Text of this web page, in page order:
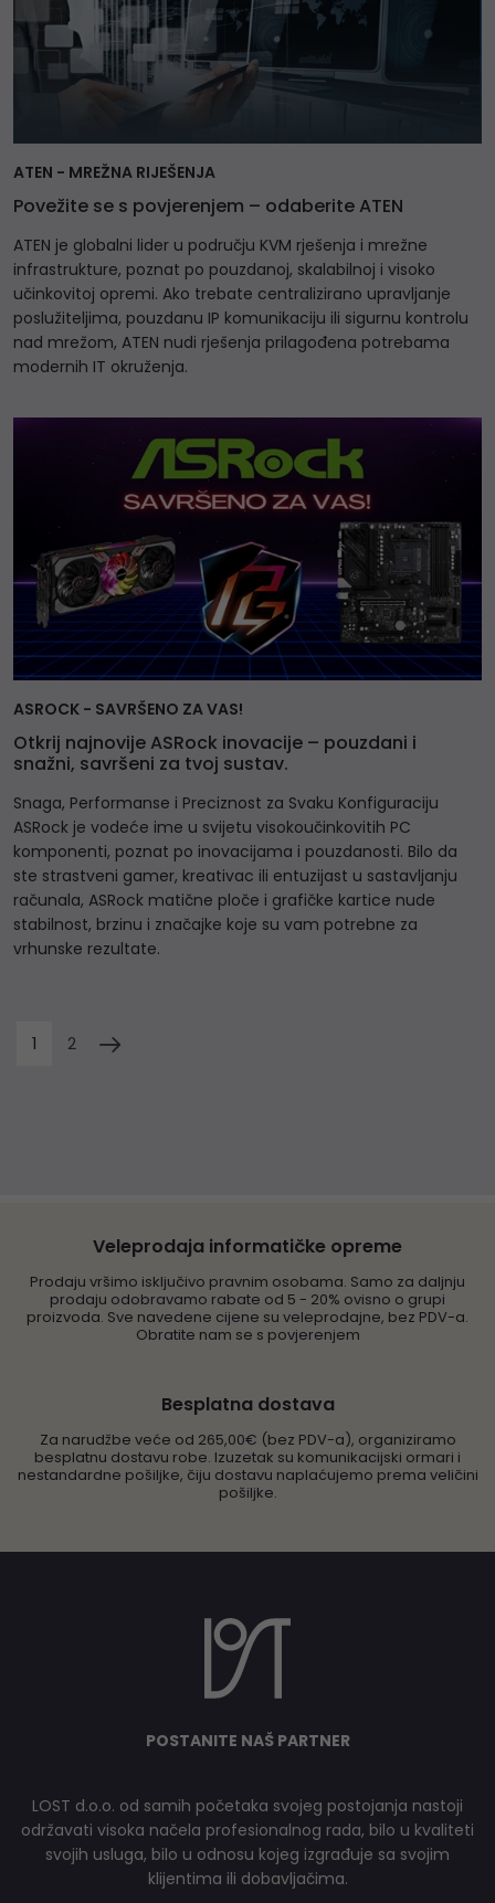
ATEN - MREŽNA RIJEŠENJA
Povežite se s povjerenjem – odaberite ATEN
ATEN je globalni lider u području KVM rješenja i mrežne
infrastrukture, poznat po pouzdanoj, skalabilnoj i visoko
učinkovitoj opremi. Ako trebate centralizirano upravljanje
poslužiteljima, pouzdanu IP komunikaciju ili sigurnu kontrolu
nad mrežom, ATEN nudi rješenja prilagođena potrebama
modernih IT okruženja.
ASROCK - SAVRŠENO ZA VAS!
Otkrij najnovije ASRock inovacije – pouzdani i
snažni, savršeni za tvoj sustav.
Snaga, Performanse i Preciznost za Svaku Konfiguraciju
ASRock je vodeće ime u svijetu visokoučinkovitih PC
komponenti, poznat po inovacijama i pouzdanosti. Bilo da
ste strastveni gamer, kreativac ili entuzijast u sastavljanju
računala, ASRock matične ploče i grafičke kartice nude
stabilnost, brzinu i značajke koje su vam potrebne za
vrhunske rezultate.
1 2
Veleprodaja informatičke opreme
Prodaju vršimo isključivo pravnim osobama. Samo za daljnju
prodaju odobravamo rabate od 5 - 20% ovisno o grupi
proizvoda. Sve navedene cijene su veleprodajne, bez PDV-a.
Obratite nam se s povjerenjem
Besplatna dostava
Za narudžbe veće od 265,00€ (bez PDV-a), organiziramo
besplatnu dostavu robe. Izuzetak su komunikacijski ormari i
nestandardne pošiljke, čiju dostavu naplaćujemo prema veličini
pošiljke.
POSTANITE NAŠ PARTNER
LOST d.o.o. od samih početaka svojeg postojanja nastoji
održavati visoka načela profesionalnog rada, bilo u kvaliteti
svojih usluga, bilo u odnosu kojeg izgrađuje sa svojim
klijentima ili dobavljačima.